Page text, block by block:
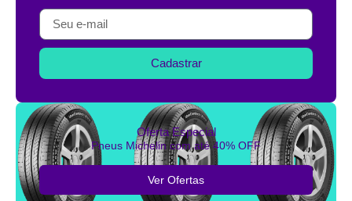
Cadastrar
Oferta Especial
Pneus Michelin com até 40% OFF
Ver Ofertas